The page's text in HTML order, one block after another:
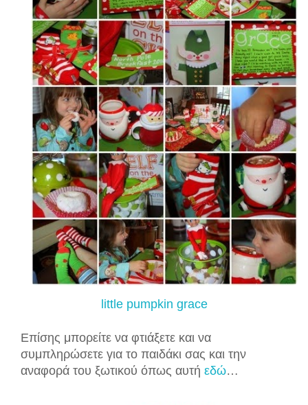
little pumpkin grace
Επίσης μπορείτε να φτιάξετε και να
συμπληρώσετε για το παιδάκι σας και την
αναφορά του ξωτικού όπως αυτή εδώ…